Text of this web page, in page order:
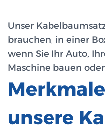
Unser
brauchen, in einer
wenn Sie Ihr Auto,
Maschine bauen
unsere